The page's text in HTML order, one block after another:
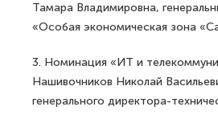
Тамара Владимировна,
«Особая экономическая зона
3. Номинация «ИТ и
Нашивочников Николай
генерального директора-